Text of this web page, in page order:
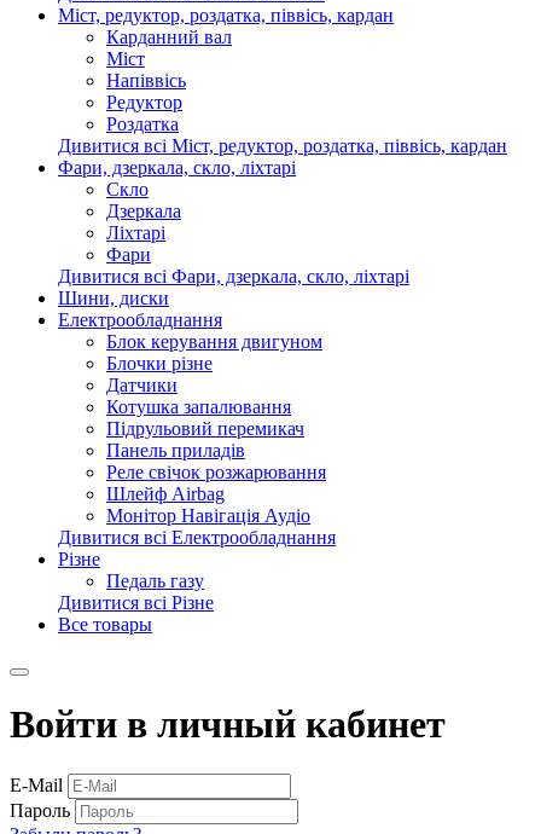
Міст, редуктор, роздатка, піввісь, кардан
Карданний вал
Міст
Напіввісь
Редуктор
Роздатка
Дивитися всі Міст, редуктор, роздатка, піввісь, кардан
Фари, дзеркала, скло, ліхтарі
Cкло
Дзеркала
Ліхтарі
Фари
Дивитися всі Фари, дзеркала, скло, ліхтарі
Шини, диски
Електрообладнання
Блок керування двигуном
Блочки різне
Датчики
Котушка запалювання
Підрульовий перемикач
Панель приладів
Реле свічок розжарювання
Шлейф Airbag
Монітор Навігація Аудіо
Дивитися всі Електрообладнання
Різне
Педаль газу
Дивитися всі Різне
Все товары
Войти в личный кабинет
E-Mail
Пароль